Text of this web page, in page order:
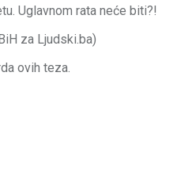
Uglavnom rata neće biti?!
za Ljudski.ba)
ovih teza.